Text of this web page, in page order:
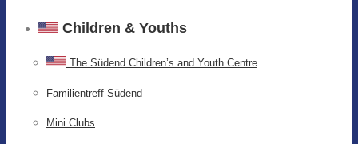
Children & Youths
The Südend Children’s and Youth Centre
Familientreff Südend
Mini Clubs